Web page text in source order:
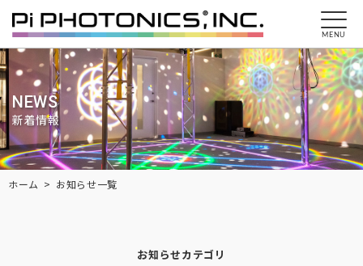
MENU
NEWS
新着情報
Breadcrumbs
ホーム お知らせ一覧
お知らせカテゴリ